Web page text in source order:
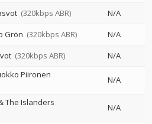
(320kbps ABR)
N/A
Grön (320kbps ABR)
N/A
(320kbps ABR) N/A
Piironen
N/A
The Islanders
N/A